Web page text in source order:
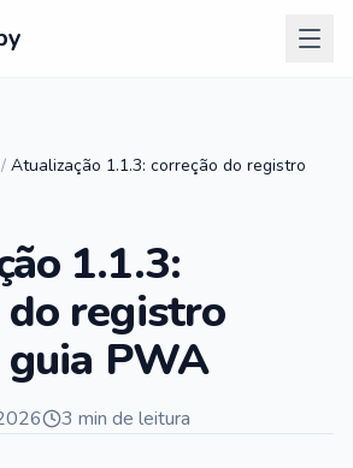
/ Atualização 1.1.3: correção do registro
1.1.3:
do registro
PWA
3 min de leitura